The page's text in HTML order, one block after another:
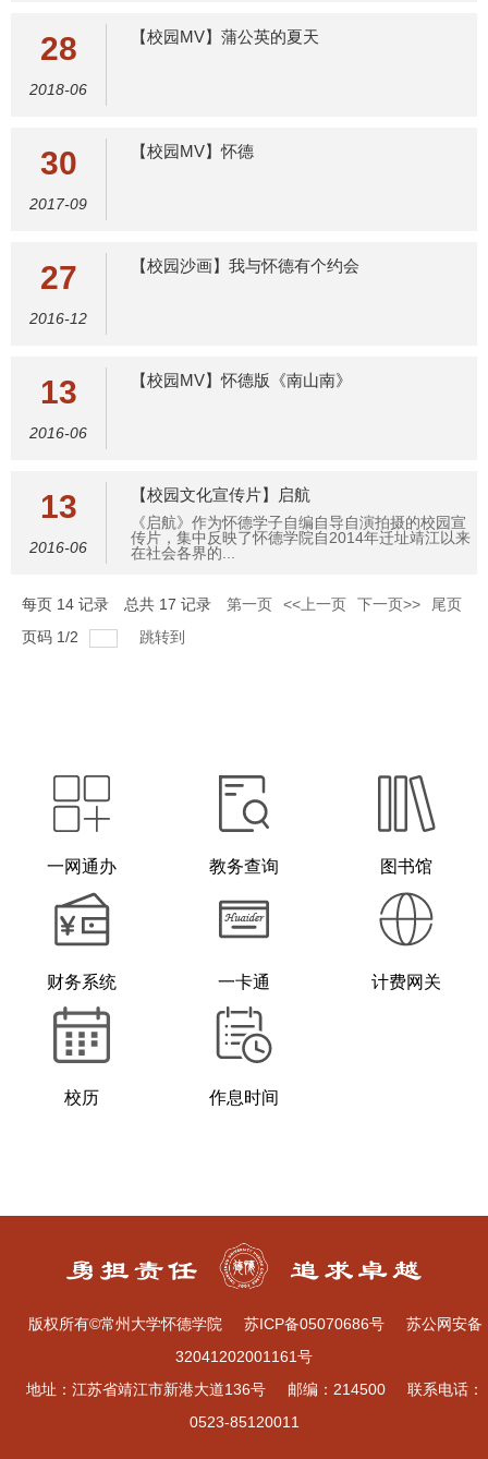
28
2018-06
【校园MV】蒲公英的夏天
30
2017-09
【校园MV】怀德
27
2016-12
【校园沙画】我与怀德有个约会
13
2016-06
【校园MV】怀德版《南山南》
13
2016-06
【校园文化宣传片】启航
《启航》作为怀德学子自编自导自演拍摄的校园宣
传片，集中反映了怀德学院自2014年迁址靖江以来
在社会各界的...
每页 14 记录 总共 17 记录 第一页 <<上一页 下一页>>
尾页
页码 1/2 跳转到
一网通办 教务查询 图书馆
财务系统 一卡通 计费网关
校历 作息时间
版权所有©常州大学怀德学院 苏ICP备05070686号
苏公网安备
32041202001161号
地址：江苏省靖江市新港大道136号
邮编：214500
联系电话：
0523-85120011